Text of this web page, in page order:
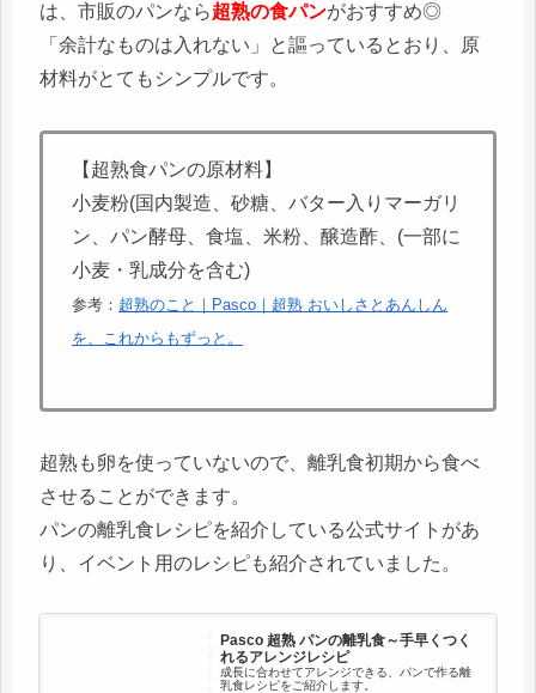
は、市販のパンなら超熟の食パンがおすすめ◎
「余計なものは入れない」と謳っているとおり、原
材料がとてもシンプルです。
【超熟食パンの原材料】
小麦粉(国内製造、砂糖、バター入りマーガリ
ン、パン酵母、食塩、米粉、醸造酢、(一部に
小麦・乳成分を含む)
参考： 超熟のこと｜Pasco｜超熟 おいしさとあんしん
を、これからもずっと。
超熟も卵を使っていないので、離乳食初期から食べ
させることができます。
パンの離乳食レシピを紹介している公式サイトがあ
り、イベント用のレシピも紹介されていました。
Pasco 超熟 パンの離乳食～手早くつく
れるアレンジレシピ
成長に合わせてアレンジできる、パンで作る離
乳食レシピをご紹介します。